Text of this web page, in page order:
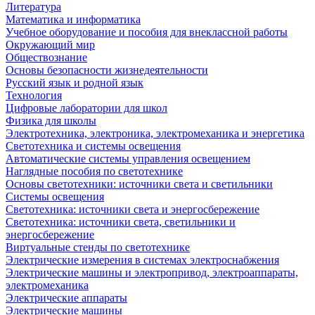
Литература
Математика и информатика
Учебное оборудование и пособия для внеклассной работы
Окружающий мир
Обществознание
Основы безопасности жизнедеятельности
Русский язык и родной язык
Технология
Цифровые лаборатории для школ
Физика для школы
Электротехника, электроника, электромеханика и энергетика
Светотехника и системы освещения
Автоматические системы управления освещением
Наглядные пособия по светотехнике
Основы светотехники: источники света и светильники
Системы освещения
Светотехника: источники света и энергосбережение
Светотехника: источники света, светильники и
энергосбережение
Виртуальные стенды по светотехнике
Электрические измерения в системах электроснабжения
Электрические машины и электропривод, электроаппараты,
электромеханика
Электрические аппараты
Электрические машины